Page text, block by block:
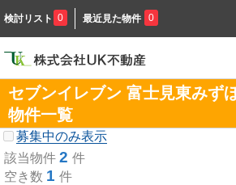
検討リスト 0 最近見た物件 0
セブンイレブン 富士見東みず
物件一覧
募集中のみ表示
該当物件 2 件
空き数 1 件